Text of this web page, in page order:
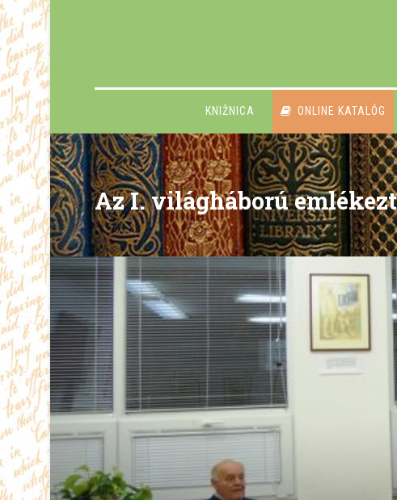
KNIŽNICA ONLINE KATALÓG
Az I. világháború